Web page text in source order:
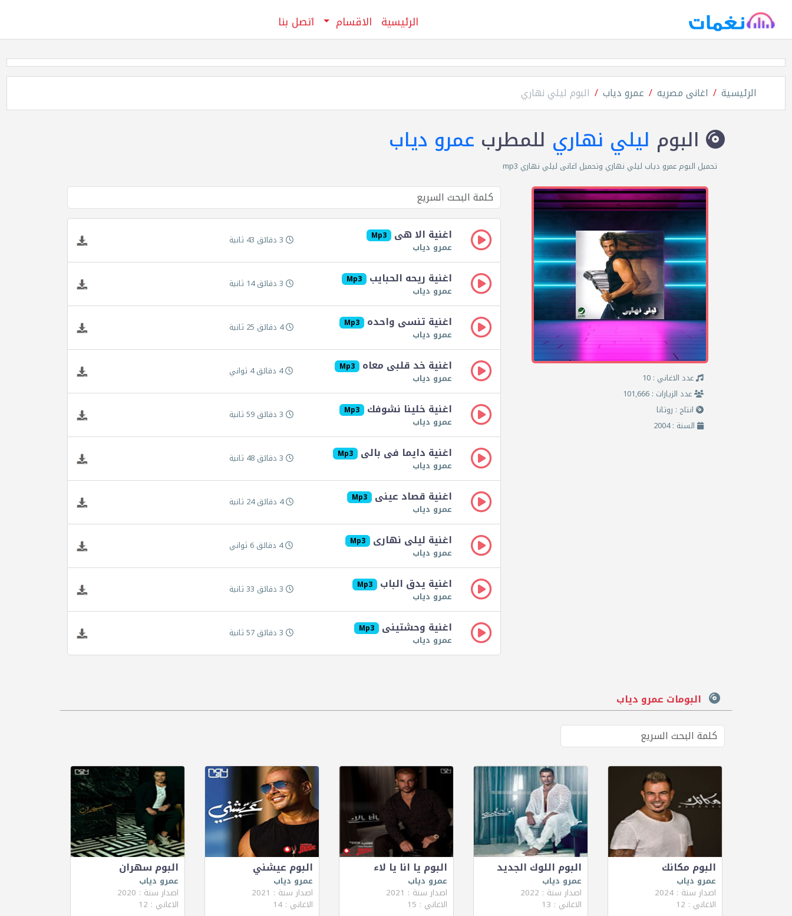
الرئيسية الاقسام اتصل بنا
الرئيسية اغانى مصريه عمرو دياب البوم ليلي نهاري
البوم ليلي نهاري للمطرب عمرو دياب
تحميل البوم عمرو دياب ليلي نهاري وتحميل اغانى ليلي نهاري mp3
عدد الاغاني : 10
عدد الزيارات : 101,666
انتاج : روتانا
السنة : 2004
اغنية الا هى Mp3
عمرو دياب
اغنية ريحه الحبايب Mp3
عمرو دياب
اغنية تنسى واحده Mp3
عمرو دياب 4 دقائق 25 ثانية
اغنية خد قلبى معاه Mp3
عمرو دياب 4 دقائق 4 ثواني
اغنية خلينا نشوفك Mp3
عمرو دياب
اغنية دايما فى بالى Mp3
عمرو دياب
اغنية قصاد عينى Mp3
عمرو دياب 4 دقائق 24 ثانية
اغنية ليلى نهارى Mp3
عمرو دياب 4 دقائق 6 ثواني
اغنية يدق الباب Mp3
عمرو دياب
اغنية وحشتينى Mp3
عمرو دياب
البومات عمرو دياب
البوم مكانك
عمرو دياب
اصدار سنة : 2024
الاغاني : 12
البوم اللوك الجديد
عمرو دياب
اصدار سنة : 2022
الاغاني : 13
البوم يا انا يا لاء
عمرو دياب
اصدار سنة : 2021
الاغاني : 15
البوم عيشني
عمرو دياب
اصدار سنة : 2021
الاغاني : 14
البوم سهران
عمرو دياب
اصدار سنة : 2020
الاغاني : 12